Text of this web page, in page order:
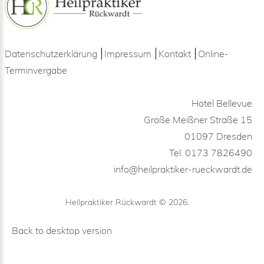
Datenschutzerklärung Impressum Kontakt
Online-
Terminvergabe
Hotel Bellevue
Große Meißner Straße 15
01097 Dresden
Tel. 0173 7826490
info@heilpraktiker-rueckwardt.de
Heilpraktiker Rückwardt © 2026
Back to desktop version